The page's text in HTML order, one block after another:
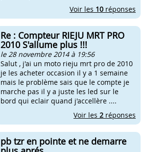
Voir les 10 réponses
Re : Compteur RIEJU MRT PRO
2010 S'allume plus !!!
le 28 novembre 2014 à 19:56
Salut , j'ai un moto rieju mrt pro de 2010
je les acheter occasion il y a 1 semaine
mais le problème sais que le compte je
marche pas il y a juste les led sur le
bord qui eclair quand j'accellère ....
Voir les 2 réponses
pb tzr en pointe et ne demarre